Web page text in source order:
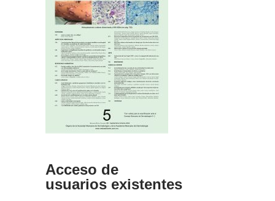
Acceso de
usuarios existentes